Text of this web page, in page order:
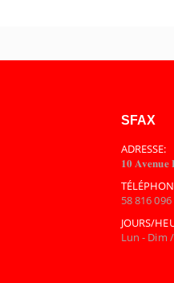
SFAX
ADRESSE:
𝟏𝟎 𝐀𝐯𝐞𝐧𝐮𝐞
58 816 096
JOURS/
Lun - Dim